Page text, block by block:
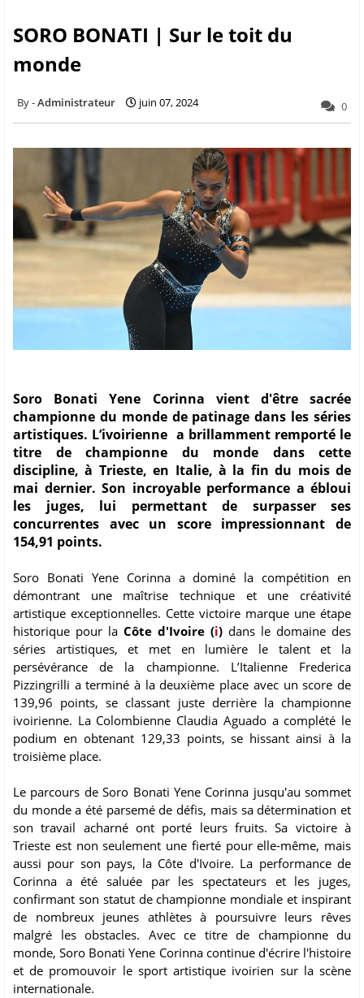
SORO BONATI | Sur le toit du
monde
Administrateur juin 07, 2024 0
Soro Bonati Yene Corinna vient d'être sacrée
championne du monde de patinage dans les séries
artistiques. L’ivoirienne a brillamment remporté le
titre de championne du monde dans cette
discipline, à Trieste, en Italie, à la fin du mois de
mai dernier. Son incroyable performance a ébloui
les juges, lui permettant de surpasser ses
concurrentes avec un score impressionnant de
154,91 points.
Soro Bonati Yene Corinna a dominé la compétition en
démontrant une maîtrise technique et une créativité
artistique exceptionnelles. Cette victoire marque une étape
historique pour la Côte d'Ivoire (i) dans le domaine des
séries artistiques, et met en lumière le talent et la
persévérance de la championne. L’Italienne Frederica
Pizzingrilli a terminé à la deuxième place avec un score de
139,96 points, se classant juste derrière la championne
ivoirienne. La Colombienne Claudia Aguado a complété le
podium en obtenant 129,33 points, se hissant ainsi à la
troisième place.
Le parcours de Soro Bonati Yene Corinna jusqu'au sommet
du monde a été parsemé de défis, mais sa détermination et
son travail acharné ont porté leurs fruits. Sa victoire à
Trieste est non seulement une fierté pour elle-même, mais
aussi pour son pays, la Côte d'Ivoire. La performance de
Corinna a été saluée par les spectateurs et les juges,
confirmant son statut de championne mondiale et inspirant
de nombreux jeunes athlètes à poursuivre leurs rêves
malgré les obstacles. Avec ce titre de championne du
monde, Soro Bonati Yene Corinna continue d'écrire l'histoire
et de promouvoir le sport artistique ivoirien sur la scène
internationale.